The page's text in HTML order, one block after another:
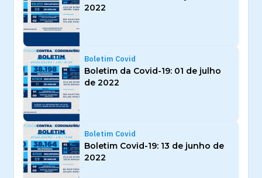
2022
Boletim Covid
Boletim da Covid-19: 01 de julho
de 2022
Boletim Covid
Boletim Covid-19: 13 de junho de
2022